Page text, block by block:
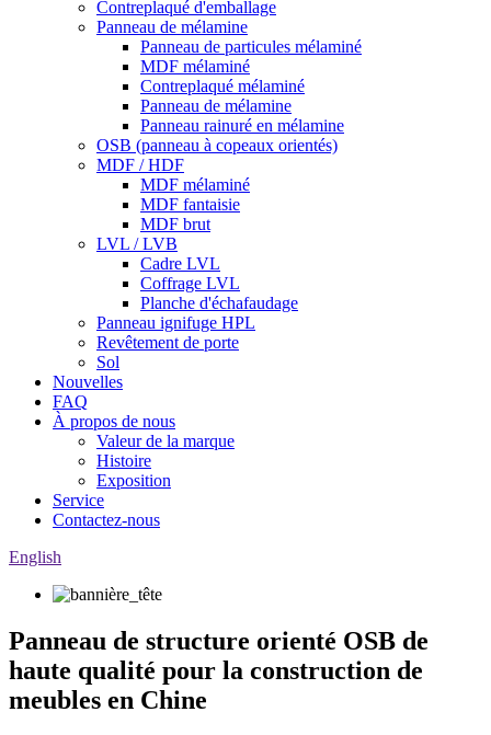
Contreplaqué d'emballage
Panneau de mélamine
Panneau de particules mélaminé
MDF mélaminé
Contreplaqué mélaminé
Panneau de mélamine
Panneau rainuré en mélamine
OSB (panneau à copeaux orientés)
MDF / HDF
MDF mélaminé
MDF fantaisie
MDF brut
LVL / LVB
Cadre LVL
Coffrage LVL
Planche d'échafaudage
Panneau ignifuge HPL
Revêtement de porte
Sol
Nouvelles
FAQ
À propos de nous
Valeur de la marque
Histoire
Exposition
Service
Contactez-nous
English
Panneau de structure orienté OSB de
haute qualité pour la construction de
meubles en Chine